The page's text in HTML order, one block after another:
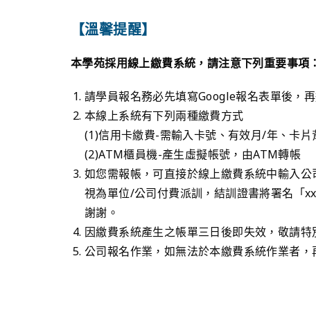
【溫馨提醒】
本學苑採用線上繳費系統，請注意下列重要事項：
請學員報名務必先填寫Google報名表單後，
本線上系統有下列兩種繳費方式
(1)信用卡繳費-需輸入卡號、有效月/年、卡
(2)ATM櫃員機-產生虛擬帳號，由ATM轉帳
如您需報帳，可直接於線上繳費系統中輸入
視為單位/公司付費派訓，結訓證書將署名「
謝謝。
因繳費系統產生之帳單三日後即失效，敬請
公司報名作業，如無法於本繳費系統作業者，